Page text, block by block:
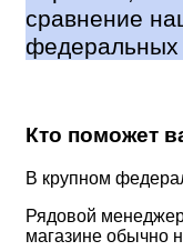
сравнение
федеральных
Кто поможет
В крупном
Рядовой
магазине обычно